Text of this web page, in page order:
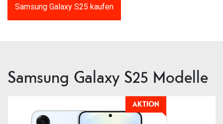
Samsung Galaxy S25 kaufen
Samsung Galaxy S25 Modelle
AKTION